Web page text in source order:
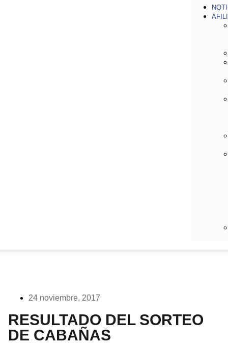
24 noviembre, 2017
RESULTADO DEL SORTEO
DE CABAÑAS